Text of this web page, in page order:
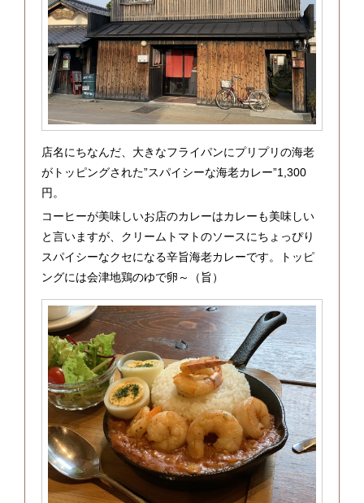
店名にちなんだ、大きなフライパンにプリプリの海老
がトッピングされた”スパイシーな海老カレー”1,300
円。
コーヒーが美味しいお店のカレーはカレーも美味しい
と言いますが、クリームトマトのソースにちょっぴり
スパイシーなクセになる辛旨海老カレーです。トッピ
ングには会津地鶏のゆで卵～（旨）